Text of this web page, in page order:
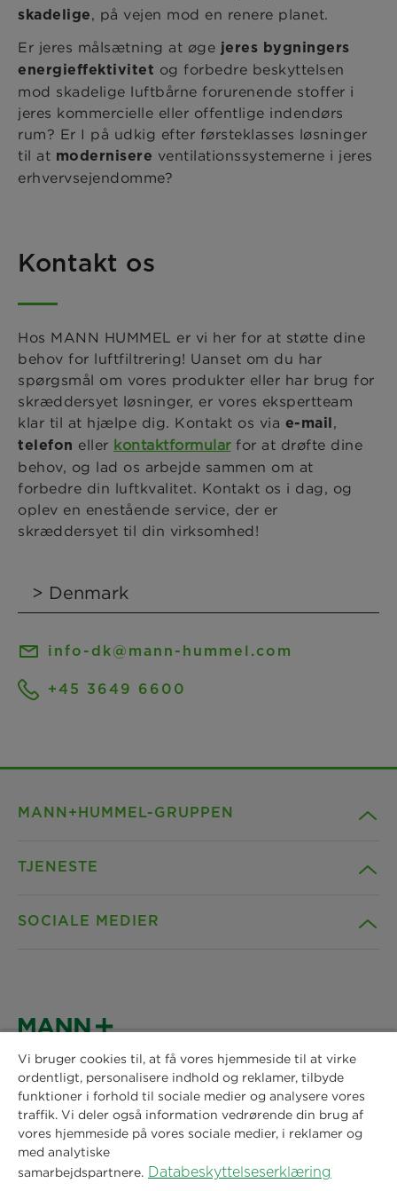
skadelige, på vejen mod en renere planet.
Er jeres målsætning at øge jeres bygningers
energieffektivitet og forbedre beskyttelsen
mod skadelige luftbårne forurenende stoffer i
jeres kommercielle eller offentlige indendørs
rum? Er I på udkig efter førsteklasses løsninger
til at modernisere ventilationssystemerne i jeres
erhvervsejendomme?
Kontakt os
Hos MANN HUMMEL er vi her for at støtte dine
behov for luftfiltrering! Uanset om du har
spørgsmål om vores produkter eller har brug for
skræddersyet løsninger, er vores ekspertteam
klar til at hjælpe dig. Kontakt os via e-mail ,
telefon eller kontaktformular for at drøfte dine
behov, og lad os arbejde sammen om at
forbedre din luftkvalitet. Kontakt os i dag, og
oplev en enestående service, der er
skræddersyet til din virksomhed!
info-dk@mann-hummel.com
+45 3649 6600
MANN+HUMMEL-GRUPPEN
Nyheder & Tryk
Placeringer
TJENESTE
Erklæring om beskyttelse af personlige
oplysninger
Aftryk
Juridisk meddelelse
SOCIALE MEDIER
LinkedIn
YouTube
MANN+HUMMEL Vokes Air A/S
Avedøreholmen 88
DK 2650 Hvidovre
Company Reg.No. DK69474012
Tel: +45 3649 6600
Vi bruger cookies til, at få vores hjemmeside til at virke
ordentligt, personalisere indhold og reklamer, tilbyde
funktioner i forhold til sociale medier og analysere vores
traffik. Vi deler også information vedrørende din brug af
vores hjemmeside på vores sociale medier, i reklamer og
med analytiske
samarbejdspartnere. Databeskyttelseserklæring